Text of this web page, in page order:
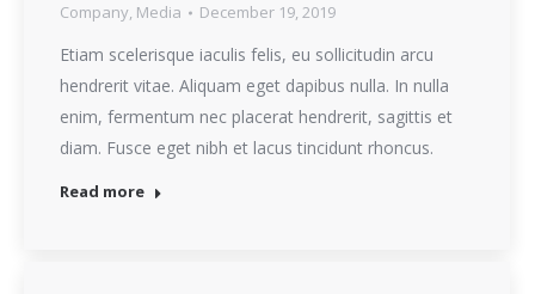
Company, Media December 19, 2019
Etiam scelerisque iaculis felis, eu sollicitudin arcu
hendrerit vitae. Aliquam eget dapibus nulla. In nulla
enim, fermentum nec placerat hendrerit, sagittis et
diam. Fusce eget nibh et lacus tincidunt rhoncus.
Read more